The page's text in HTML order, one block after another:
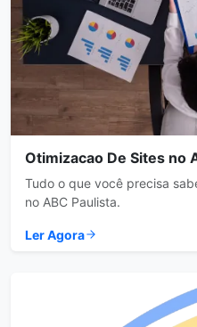
Otimizacao De Sites no
Tudo o que você precisa
no ABC Paulista.
Ler Agora